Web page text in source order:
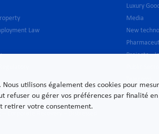
Law
Compliance / Banking – Investment
Luxury
Media
New
Projects –
Transport
utilisons également des cookies pour
refuser ou gérer vos préférences par finalité
retirer votre consentement.